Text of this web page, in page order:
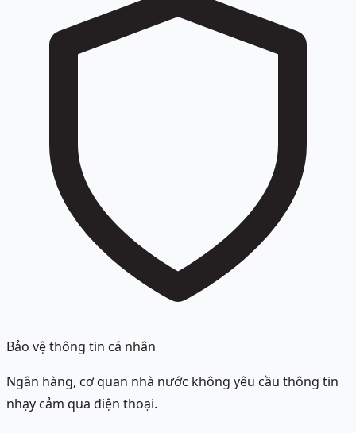
Bảo vệ thông tin cá nhân
Ngân hàng, cơ quan nhà nước không yêu cầu thông tin
nhạy cảm qua điện thoại.